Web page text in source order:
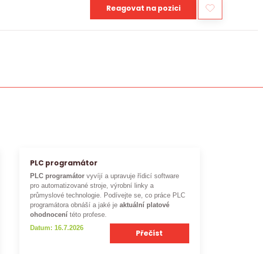
Reagovat na pozici
PLC programátor
PLC programátor vyvíjí a upravuje řídicí software
pro automatizované stroje, výrobní linky a
průmyslové technologie. Podívejte se, co práce PLC
programátora obnáší a jaké je aktuální platové
ohodnocení této profese.
Datum: 16.7.2026
Přečíst